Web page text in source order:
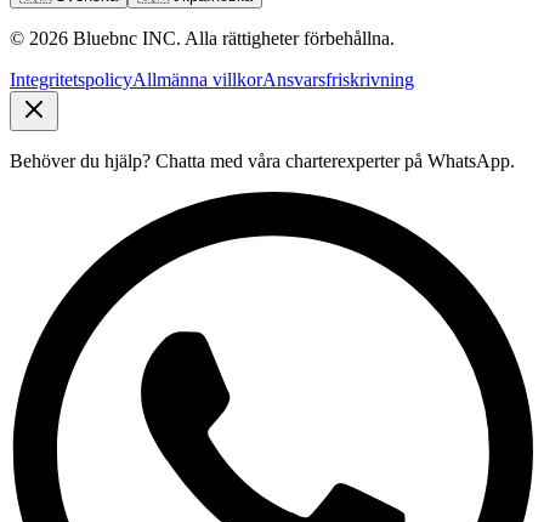
© 2026 Bluebnc INC. Alla rättigheter förbehållna.
IntegritetspolicyAllmänna villkorAnsvarsfriskrivning
Behöver du hjälp? Chatta med våra charterexperter på WhatsApp.